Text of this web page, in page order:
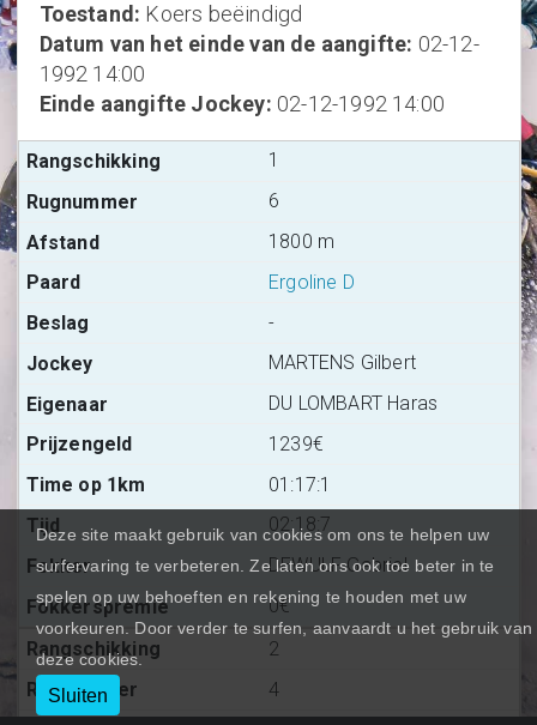
Toestand : Koers beëindigd
Datum van het einde van de aangifte: 02-12-
1992 14:00
Einde aangifte Jockey: 02-12-1992 14:00
1
6
1800 m
Ergoline D
-
MARTENS Gilbert
DU LOMBART Haras
1239€
01:17:1
02:18:7
DEWULF Gabriel
0€
2
4
Deze site maakt gebruik van cookies om ons te helpen uw
surfervaring te verbeteren. Ze laten ons ook toe beter in te
spelen op uw behoeften en rekening te houden met uw
voorkeuren. Door verder te surfen, aanvaardt u het gebruik van
deze cookies.
Sluiten